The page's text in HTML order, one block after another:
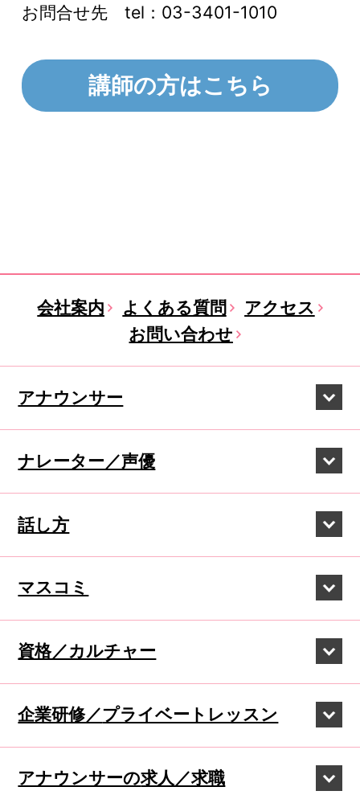
お問合せ先 tel：03-3401-1010
講師の方はこちら
会社案内 よくある質問
アクセス
お問い合わせ
アナウンサー
ナレーター／声優
話し方
マスコミ
資格／カルチャー
企業研修／プライベートレッスン
アナウンサーの求人／求職